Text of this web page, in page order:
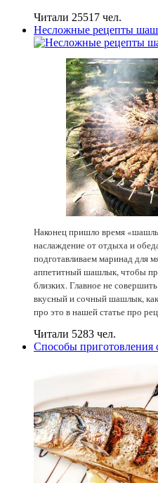
Читали 25517 чел.
Несложные рецепты
Наконец пришло время
наслаждение от отдыха и
подготавливаем маринад для
аппетитный шашлык, чтобы
близких. Главное не
вкусный и сочный шашлык,
про это в нашей статье про
Читали 5283 чел.
Способы приготовления